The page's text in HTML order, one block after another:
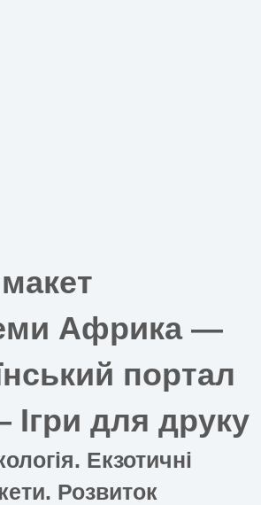
Африка —
портал
для друку
Екзотичні
Розвиток